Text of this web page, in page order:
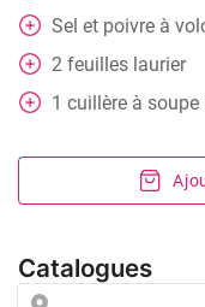
Sel et poivre à
2 feuilles laurier
1 cuillère à soupe